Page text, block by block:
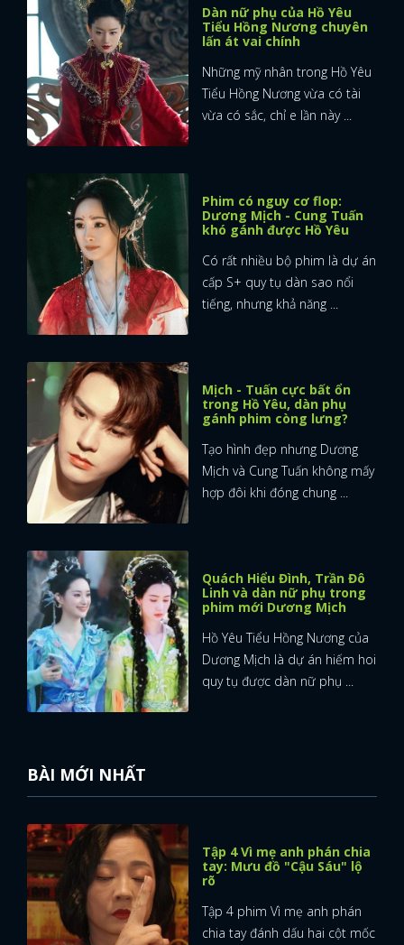
Dàn nữ phụ của Hồ Yêu
Tiểu Hồng Nương chuyên
lấn át vai chính
Những mỹ nhân trong Hồ Yêu
Tiểu Hồng Nương vừa có tài
vừa có sắc, chỉ e lần này ...
Phim có nguy cơ flop:
Dương Mịch - Cung Tuấn
khó gánh được Hồ Yêu
Có rất nhiều bộ phim là dự án
cấp S+ quy tụ dàn sao nổi
tiếng, nhưng khả năng ...
Mịch - Tuấn cực bất ổn
trong Hồ Yêu, dàn phụ
gánh phim còng lưng?
Tạo hình đẹp nhưng Dương
Mịch và Cung Tuấn không mấy
hợp đôi khi đóng chung ...
Quách Hiểu Đình, Trần Đô
Linh và dàn nữ phụ trong
phim mới Dương Mịch
Hồ Yêu Tiểu Hồng Nương của
Dương Mịch là dự án hiếm hoi
quy tụ được dàn nữ phụ ...
BÀI MỚI NHẤT
Tập 4 Vì mẹ anh phán chia
tay: Mưu đồ "Cậu Sáu" lộ
rõ
Tập 4 phim Vì mẹ anh phán
chia tay đánh dấu hai cột mốc